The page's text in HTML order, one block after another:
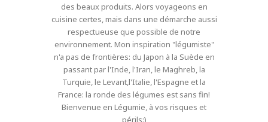
des beaux produits. Alors voyageons en
cuisine certes, mais dans une démarche aussi
respectueuse que possible de notre
environnement. Mon inspiration "légumiste"
n'a pas de frontières: du Japon à la Suède en
passant par l'Inde, l'Iran, le Maghreb, la
Turquie, le Levant,l'Italie, l'Espagne et la
France: la ronde des légumes est sans fin!
Bienvenue en Légumie, à vos risques et
périls:)